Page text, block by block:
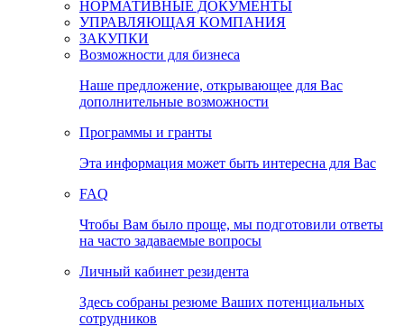
НОРМАТИВНЫЕ ДОКУМЕНТЫ
УПРАВЛЯЮЩАЯ КОМПАНИЯ
ЗАКУПКИ
Возможности для бизнеса
Наше предложение, открывающее для Вас
дополнительные возможности
Программы и гранты
Эта информация может быть интересна для Вас
FAQ
Чтобы Вам было проще, мы подготовили ответы
на часто задаваемые вопросы
Личный кабинет резидента
Здесь собраны резюме Ваших потенциальных
сотрудников